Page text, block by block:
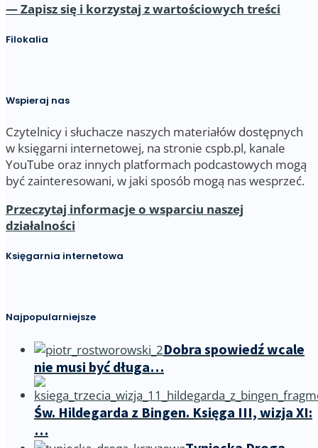
— Zapisz się i korzystaj z wartościowych treści
Filokalia
Wspieraj nas
Czytelnicy i słuchacze naszych materiałów dostępnych
w księgarni internetowej, na stronie cspb.pl, kanale
YouTube oraz innych platformach podcastowych mogą
być zainteresowani, w jaki sposób mogą nas wesprzeć.
Przeczytaj informacje o wsparciu naszej
działalności
Księgarnia internetowa
Najpopularniejsze
Dobra spowiedź wcale
nie musi być długa…
Św. Hildegarda z Bingen. Księga III, wizja XI:
…